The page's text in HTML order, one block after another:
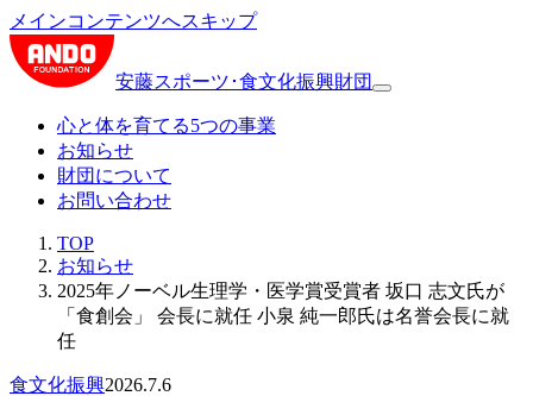
メインコンテンツへスキップ
安藤スポーツ･食文化振興財団
心と体を育てる5つの事業
お知らせ
財団について
お問い合わせ
TOP
お知らせ
2025年ノーベル生理学・医学賞受賞者 坂口 志文氏が
「食創会」 会長に就任 小泉 純一郎氏は名誉会長に就
任
食文化振興2026.7.6